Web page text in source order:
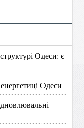
Одеси: є
Одеси